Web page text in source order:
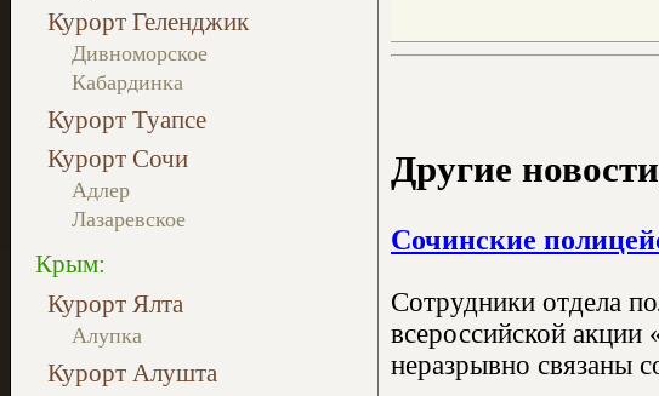
Курорт Геленджик
Дивноморское
Кабардинка
Курорт Туапсе
Курорт Сочи
Адлер
Лазаревское
Крым:
Курорт Ялта
Алупка
Курорт Алушта
Другие
Сочинские
Сотрудники отдела
всероссийской
неразрывно связаны